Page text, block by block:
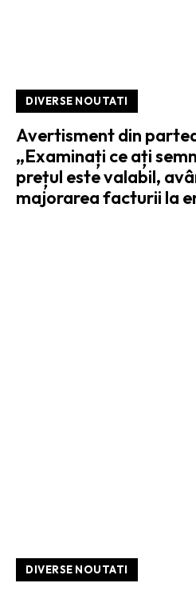
DIVERSE NOUTATI
Avertisment din
„Examinați ce ați
prețul este valabil,
majorarea facturii la
DIVERSE NOUTATI